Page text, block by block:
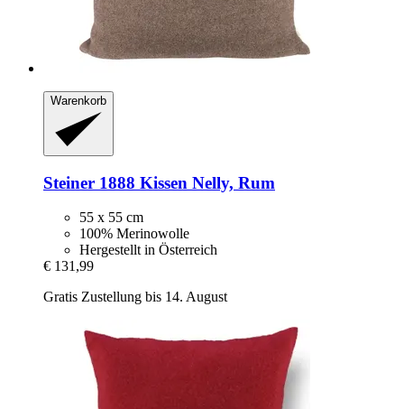
Warenkorb
Steiner 1888 Kissen Nelly, Rum
55 x 55 cm
100% Merinowolle
Hergestellt in Österreich
€ 131,99
Gratis Zustellung bis 14. August